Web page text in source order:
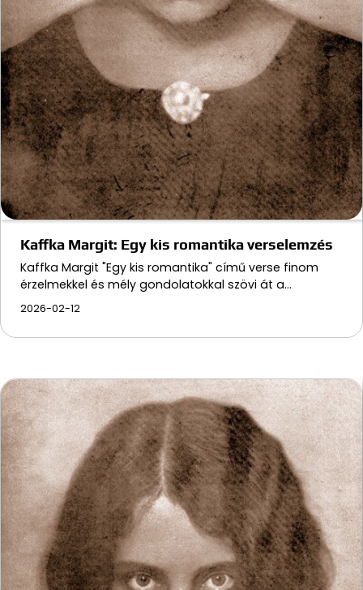
Kaffka Margit: Egy kis romantika verselemzés
Kaffka Margit "Egy kis romantika" című verse finom
érzelmekkel és mély gondolatokkal szövi át a…
2026-02-12